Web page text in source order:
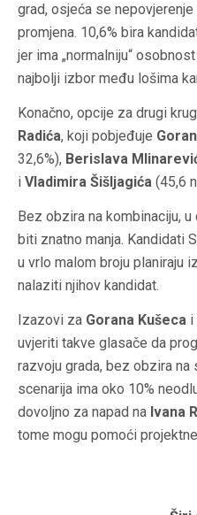
grad, osjeća se
promjena. 10,6% bira
jer ima „normalniju“
najbolji izbor među lošima
Konačno, opcije za drugi
Radića, koji pobjeđuje
32,6%), Berislava
i Vladimira Šišljagića (45,6
Bez obzira na kombinaciju,
biti znatno manja. Kandidati
u vrlo malom broju planiraju
nalaziti njihov kandidat.
Izazovi za Gorana Kušeca i
uvjeriti takve glasače da
razvoju grada, bez obzira
scenarija ima oko 10%
dovoljno za napad na Ivana
tome mogu pomoći